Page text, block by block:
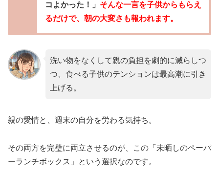
コよかった！」 そんな一言を子供からもらえ
るだけで、朝の大変さも報われます。
洗い物をなくして親の負担を劇的に減らしつ
つ、食べる子供のテンションは最高潮に引き
上げる。
親の愛情と、週末の自分を労わる気持ち。
その両方を完璧に両立させるのが、この「未晒しのペーパ
ーランチボックス」という選択なのです。